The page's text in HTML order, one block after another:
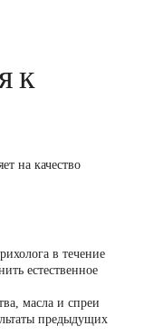
к
на качество
в течение
естественное
масла и спреи
предыдущих